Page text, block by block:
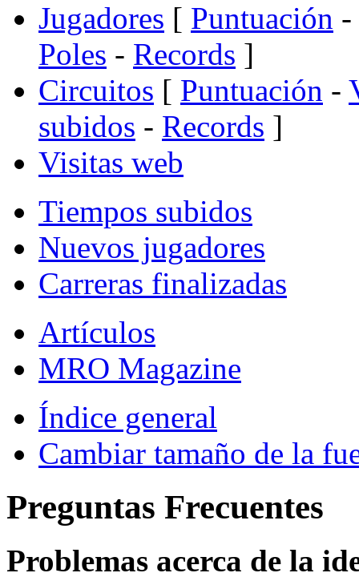
Jugadores [ Puntuación -
Poles - Records ]
Circuitos [ Puntuación -
subidos - Records ]
Visitas web
Tiempos subidos
Nuevos jugadores
Carreras finalizadas
Artículos
MRO Magazine
Índice general
Cambiar tamaño de la
Preguntas Frecuentes
Problemas acerca de la